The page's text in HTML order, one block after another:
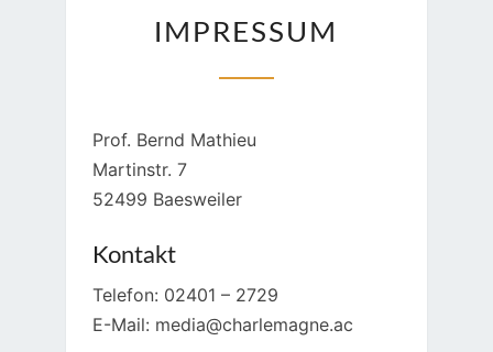
IMPRESSUM
Prof. Bernd Mathieu
Martinstr. 7
52499 Baesweiler
Kontakt
Telefon: 02401 – 2729
E-Mail: media@charlemagne.ac